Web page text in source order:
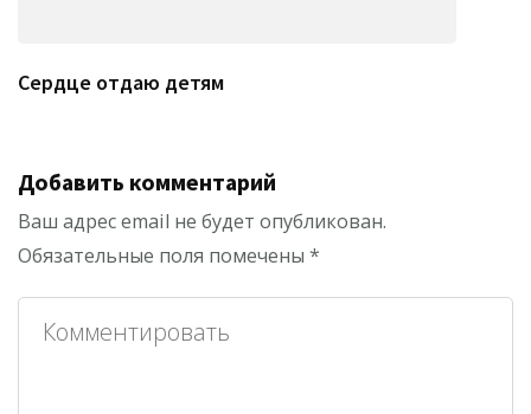
Сердце отдаю детям
Добавить комментарий
Ваш адрес email не будет опубликован.
Обязательные поля помечены *